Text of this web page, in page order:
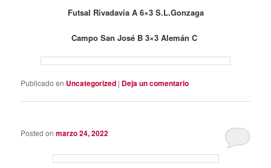
Futsal Rivadavia A 6×3 S.L.Gonzaga
Campo San José B 3×3 Alemán C
Publicado en Uncategorized | Deja un comentario
Posted onmarzo 24, 2022